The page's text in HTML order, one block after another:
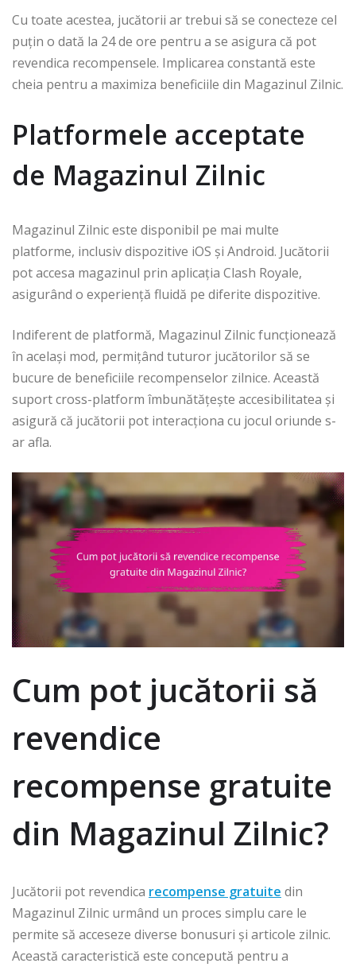
Cu toate acestea, jucătorii ar trebui să se conecteze cel
puțin o dată la 24 de ore pentru a se asigura că pot
revendica recompensele. Implicarea constantă este
cheia pentru a maximiza beneficiile din Magazinul Zilnic.
Platformele acceptate
de Magazinul Zilnic
Magazinul Zilnic este disponibil pe mai multe
platforme, inclusiv dispozitive iOS și Android. Jucătorii
pot accesa magazinul prin aplicația Clash Royale,
asigurând o experiență fluidă pe diferite dispozitive.
Indiferent de platformă, Magazinul Zilnic funcționează
în același mod, permițând tuturor jucătorilor să se
bucure de beneficiile recompenselor zilnice. Această
suport cross-platform îmbunătățește accesibilitatea și
asigură că jucătorii pot interacționa cu jocul oriunde s-
ar afla.
Cum pot jucătorii să
revendice
recompense gratuite
din Magazinul Zilnic?
Jucătorii pot revendica recompense gratuite din
Magazinul Zilnic urmând un proces simplu care le
permite să acceseze diverse bonusuri și articole zilnic.
Această caracteristică este concepută pentru a